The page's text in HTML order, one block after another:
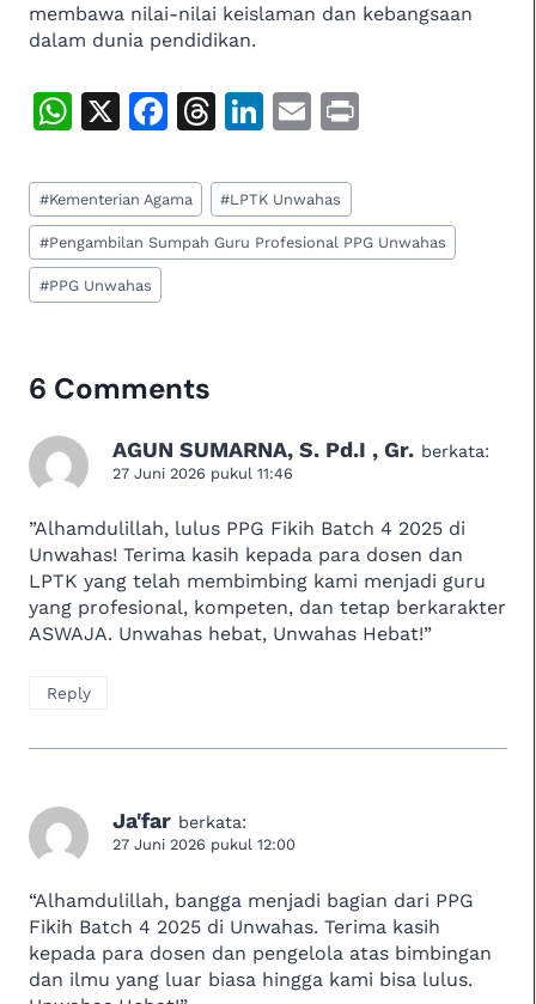
membawa nilai-nilai keislaman dan kebangsaan
dalam dunia pendidikan.
W
at
s
A
p
X
F
c
e
b
k
T
re
a
d
Li
k
e
dI
E
ai
l
t
Post
Tags:
#Kementerian Agama #LPTK Unwahas
#Pengambilan Sumpah Guru Profesional PPG Unwahas
#PPG Unwahas
6 Comments
AGUN SUMARNA, S. Pd.I , Gr. berkata:
27 Juni 2026 pukul 11:46
​”Alhamdulillah, lulus PPG Fikih Batch 4 2025 di
Unwahas! Terima kasih kepada para dosen dan
LPTK yang telah membimbing kami menjadi guru
yang profesional, kompeten, dan tetap berkarakter
ASWAJA. Unwahas hebat, Unwahas Hebat!”
Reply
Ja'far berkata:
27 Juni 2026 pukul 12:00
“Alhamdulillah, bangga menjadi bagian dari PPG
Fikih Batch 4 2025 di Unwahas. Terima kasih
kepada para dosen dan pengelola atas bimbingan
dan ilmu yang luar biasa hingga kami bisa lulus.